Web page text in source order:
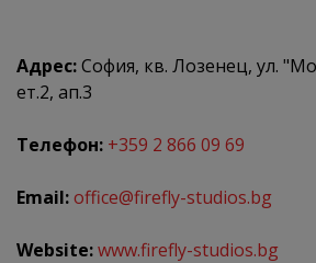
Адрес:София, кв. Лозенец, ул.
ет.2, ап.3
Телефон: +359 2 866 09 69
Email:office@firefly-studios.bg
Website:www.firefly-studios.bg